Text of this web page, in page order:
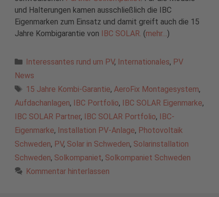
und Halterungen kamen ausschließlich die IBC
Eigenmarken zum Einsatz und damit greift auch die 15
Jahre Kombigarantie von IBC SOLAR. (mehr…)
Kategorien
Interessantes rund um PV, Internationales, PV
News
Schlagwörter
15 Jahre Kombi-Garantie, AeroFix Montagesystem,
Aufdachanlagen, IBC Portfolio, IBC SOLAR Eigenmarke,
IBC SOLAR Partner, IBC SOLAR Portfolio, IBC-
Eigenmarke, Installation PV-Anlage, Photovoltaik
Schweden, PV, Solar in Schweden, Solarinstallation
Schweden, Solkompaniet, Solkompaniet Schweden
Kommentar hinterlassen